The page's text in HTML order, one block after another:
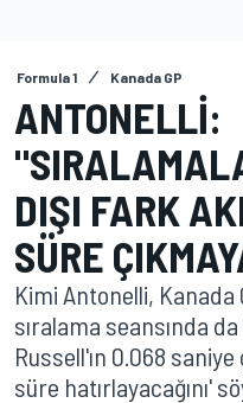
Formula 1 Kanada GP
ANTONELLI:
DIŞI FARK
SÜRE
Kimi Antonelli, Kanada
sıralama seansında
Russell'ın 0.068
süre hatırlayacağını'